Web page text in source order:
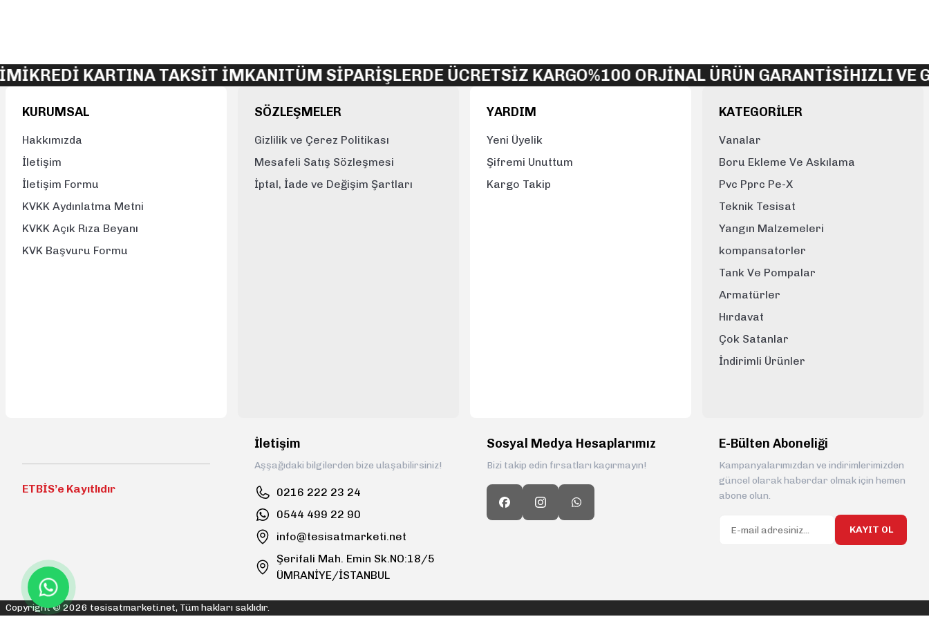
KREDİ KARTINA TAKSİT İMKANITÜM SİPARİŞLERDE ÜCRETSİZ KARGO%100 ORJİNAL ÜRÜN GARANTİSİHIZLI VE
KURUMSAL
Hakkımızda
İletişim
İletişim Formu
KVKK Aydınlatma Metni
KVKK Açık Rıza Beyanı
KVK Başvuru Formu
SÖZLEŞMELER
Gizlilik ve Çerez Politikası
Mesafeli Satış Sözleşmesi
İptal, İade ve Değişim Şartları
YARDIM
Yeni Üyelik
Şifremi Unuttum
Kargo Takip
KATEGORİLER
Vanalar
Boru Ekleme Ve Askılama
Pvc Pprc Pe-X
Teknik Tesisat
Yangın Malzemeleri
kompansatorler
Tank Ve Pompalar
Armatürler
Hırdavat
Çok Satanlar
İndirimli Ürünler
ETBİS’e Kayıtlıdır
İletişim
Aşşağıdaki bilgilerden bize ulaşabilirsiniz!
0216 222 23 24
0544 499 22 90
info@tesisatmarketi.net
Şerifali Mah. Emin Sk.NO:18/5
ÜMRANİYE/İSTANBUL
Sosyal Medya Hesaplarımız
Bizi takip edin fırsatları kaçırmayın!
E-Bülten Aboneliği
Kampanyalarımızdan ve indirimlerimizden
güncel olarak haberdar olmak için hemen
abone olun.
KAYIT OL
Copyright © 2026 tesisatmarketi.net, Tüm hakları saklıdır.